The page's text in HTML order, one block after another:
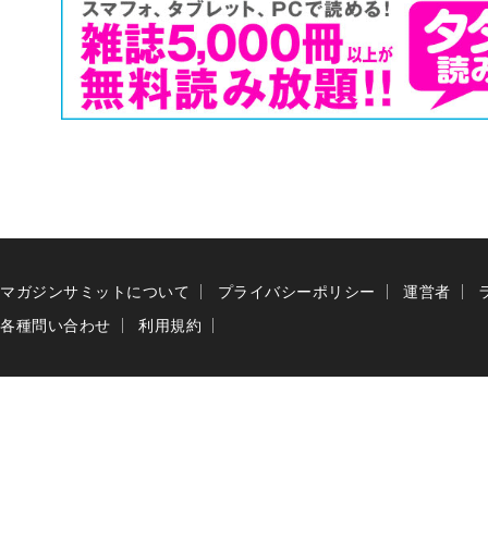
マガジンサミットについて プライバシーポリシー 運営者
各種問い合わせ
利用規約